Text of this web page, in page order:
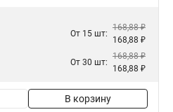
От 15 шт:
168,88 ₽
168,88 ₽
От 30 шт:
168,88 ₽
168,88 ₽
В корзину